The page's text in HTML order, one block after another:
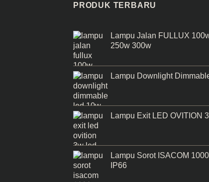
PRODUK TERBARU
Lampu Jalan FULLUX
250w 300w
Lampu Downlight
Lampu Exit LED OVITION
Lampu Sorot ISACOM
IP66